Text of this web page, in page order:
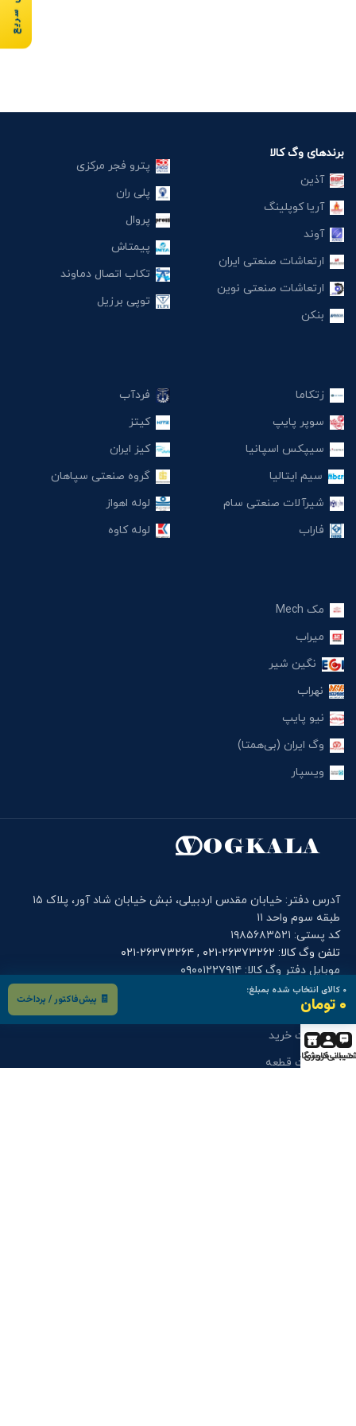
۰ کالای انتخاب شده بمبلغ:
۰ تومان 🧾 پیش‌فاکتور / پرداخت
برندهای وگ کالا
آذین
آریا کوپلینگ
آوند
ارتعاشات صنعتی ایران
ارتعاشات صنعتی نوین
بنکن
پترو فجر مرکزی
پلی ران
پروال
پیمتاش
تکاب اتصال دماوند
توپی برزیل
زتکاما
سوپر پایپ
سیپکس اسپانیا
سیم ایتالیا
شیرآلات صنعتی سام
فاراب
فردآب
کیتز
کیز ایران
گروه صنعتی سپاهان
لوله اهواز
لوله کاوه
مک Mech
میراب
نگین شیر
نهراب
نیو پایپ
وگ ایران (بی‌همتا)
ویسپار
آدرس دفتر: خیابان مقدس اردبیلی، نبش خیابان شاد آور، پلاک ۱۵
طبقه سوم واحد ۱۱
کد پستی: ۱۹۸۵۶۸۳۵۲۱
تلفن وگ کالا: ۲۶۳۷۳۲۶۲-۰۲۱ , ۲۶۳۷۳۲۶۴-۰۲۱
موبایل دفتر وگ کالا: ۰۹۰۰۱۲۲۷۹۱۴
فرم های کاربری
درخواست خرید
درخواست قطعه
حساب کاربری
فروشگاه